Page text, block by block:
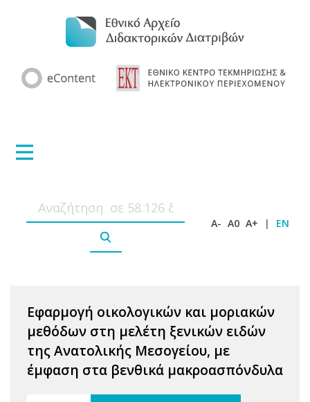
A- A0 A+ | EN
Εφαρμογή οικολογικών και μοριακών
μεθόδων στη μελέτη ξενικών ειδών
της Ανατολικής Μεσογείου, με
έμφαση στα βενθικά μακροασπόνδυλα